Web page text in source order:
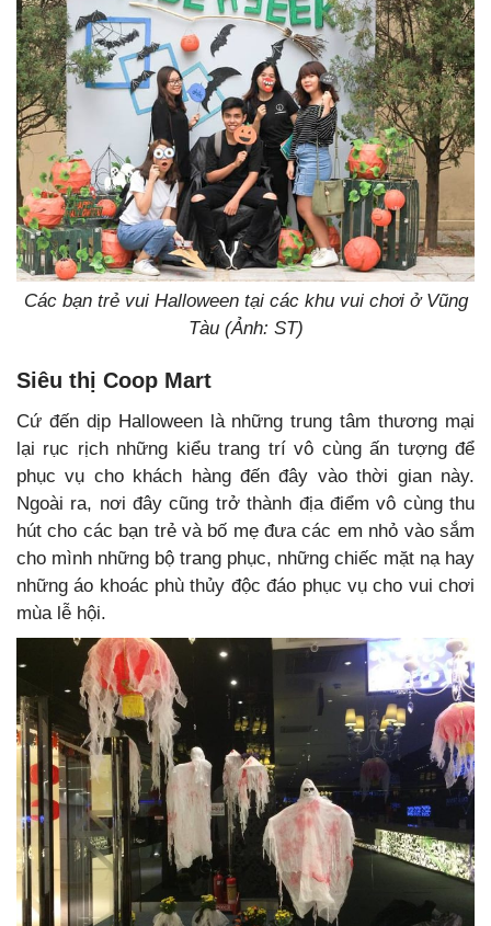
Các bạn trẻ vui Halloween tại các khu vui chơi ở Vũng
Tàu (Ảnh: ST)
Siêu thị Coop Mart
Cứ đến dịp Halloween là những trung tâm thương mại
lại rục rịch những kiểu trang trí vô cùng ấn tượng để
phục vụ cho khách hàng đến đây vào thời gian này.
Ngoài ra, nơi đây cũng trở thành địa điểm vô cùng thu
hút cho các bạn trẻ và bố mẹ đưa các em nhỏ vào sắm
cho mình những bộ trang phục, những chiếc mặt nạ hay
những áo khoác phù thủy độc đáo phục vụ cho vui chơi
mùa lễ hội.